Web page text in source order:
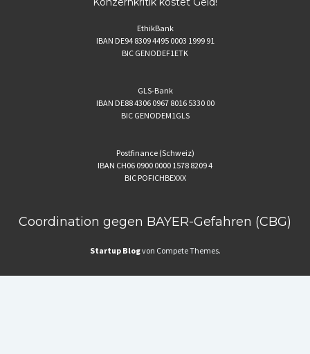
EthikBank
IBAN DE94 8309 4495 0003 1999 91
BIC GENODEF1ETK
GLS-Bank
IBAN DE88 4306 0967 8016 5330 00
BIC GENODEM1GLS
Postfinance (Schweiz)
IBAN CH06 0900 0000 1578 8209 4
BIC POFICHBEXXX
Coordination gegen BAYER-Gefahren (CBG)
Startup Blogvon Compete Themes.